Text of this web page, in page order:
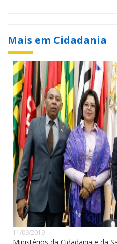
Mais em Cidadania
11/09/2019